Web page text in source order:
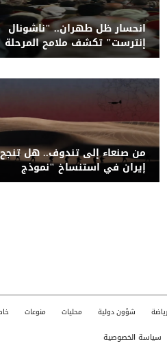
انحسار ظل طهران.. "ناشونال
إنترست" تكشف ملامح المرحلة
الأكثر هشاشة لمليشيا الحوثي
من صنعاء إلى تندوف.. هل تنجح
إيران في استنساخ "نموذج
الحوثي" بشمال إفريقيا؟
رياضة شؤون دولية محليات منوعات
سياسة الخصوصية